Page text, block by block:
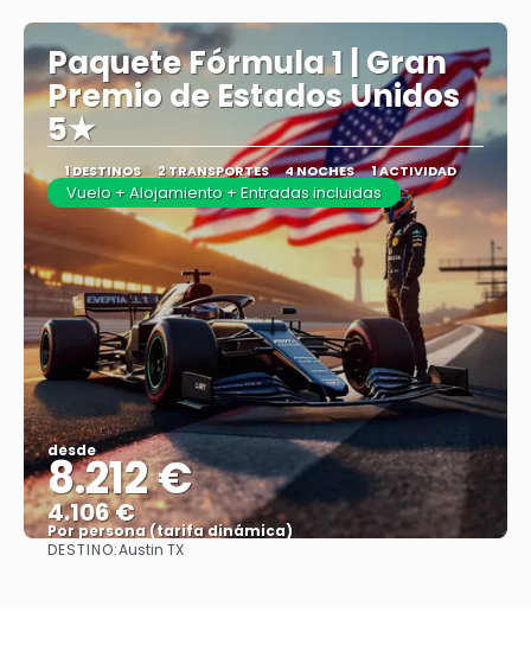
Paquete Fórmula 1 | Gran
Premio de Estados Unidos
5★
1 DESTINOS 2 TRANSPORTES 4 NOCHES 1 ACTIVIDAD
Vuelo + Alojamiento + Entradas incluidas
desde
8.212 €
4.106 €
Por persona (tarifa dinámica)
DESTINO:Austin TX